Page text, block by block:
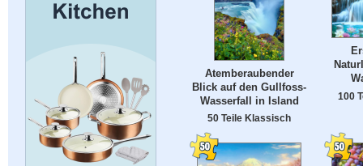
Atemberaubender
Blick auf den Gullfoss-
Wasserfall in Island
50 Teile Klassisch
100